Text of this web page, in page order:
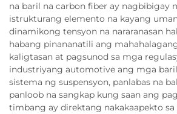
na baril na carbon fiber ay nagbibigay
istrukturang elemento na kayang
dinamikong tensyon na nararanasan
habang pinananatili ang
kaligtasan at pagsunod sa mga
industriyang automotive ang mga
sistema ng suspensyon, panlabas na
panloob na sangkap kung saan ang
timbang ay direktang nakakaapekto sa